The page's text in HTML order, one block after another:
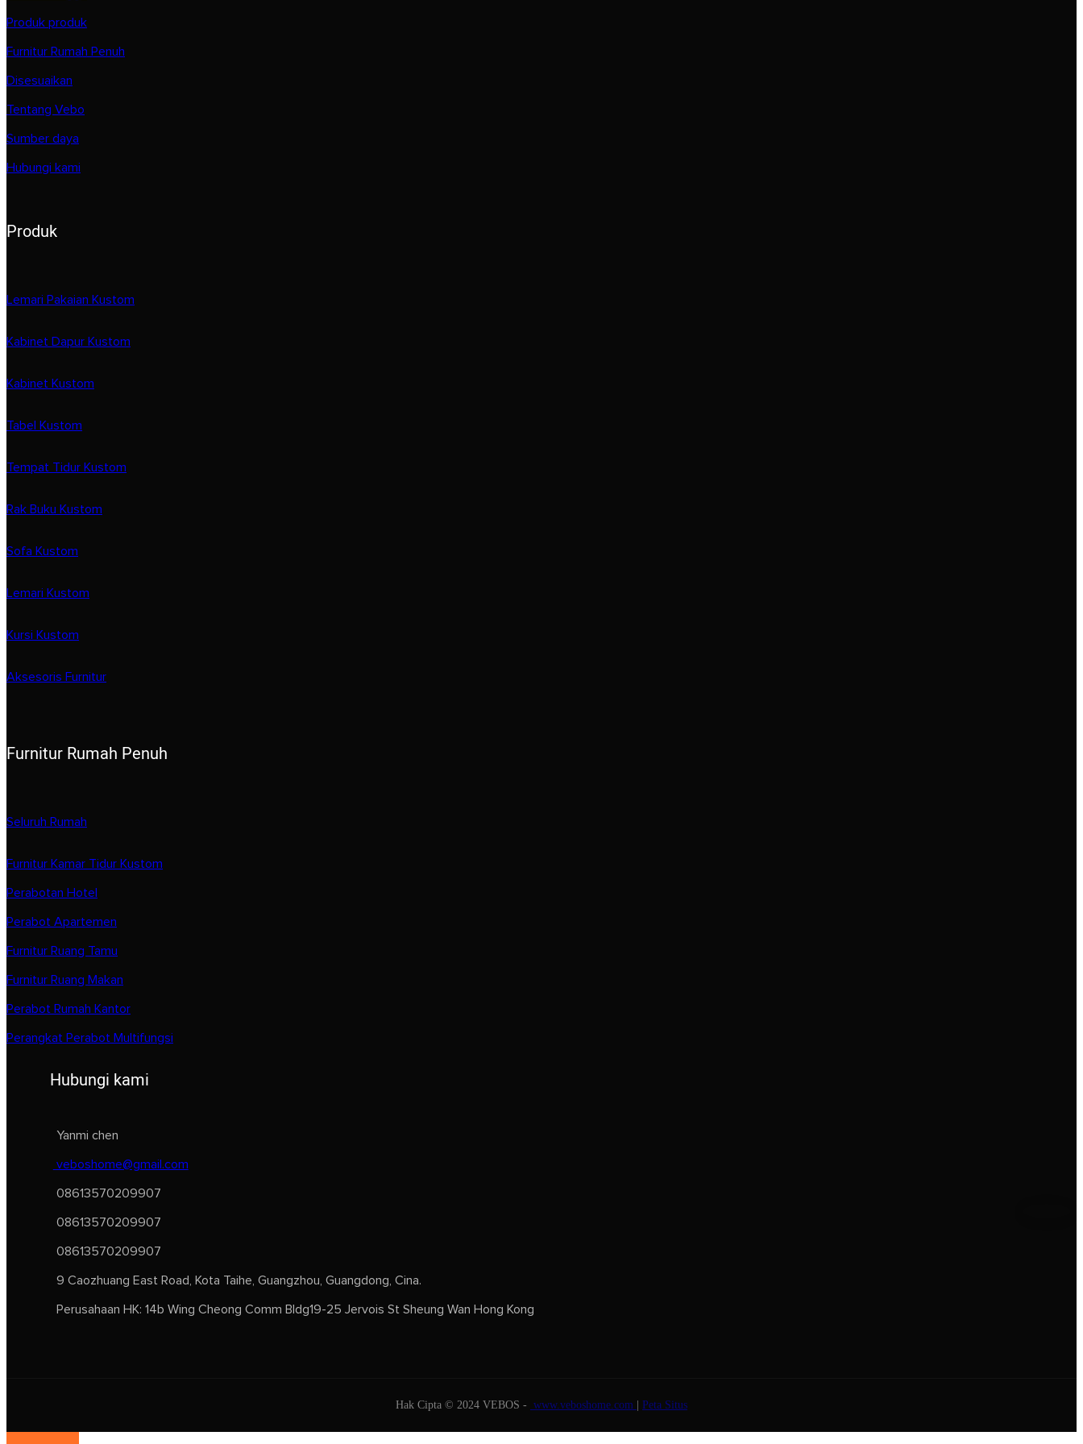
Produk produk
Furnitur Rumah Penuh
Disesuaikan
Tentang Vebo
Sumber daya
Hubungi kami
Produk
Lemari Pakaian Kustom
Kabinet Dapur Kustom
Kabinet Kustom
Tabel Kustom
Tempat Tidur Kustom
Rak Buku Kustom
Sofa Kustom
Lemari Kustom
Kursi Kustom
Aksesoris Furnitur
Furnitur Rumah Penuh
Seluruh Rumah
Furnitur Kamar Tidur Kustom
Perabotan Hotel
Perabot Apartemen
Furnitur Ruang Tamu
Furnitur Ruang Makan
Perabot Rumah Kantor
Perangkat Perabot Multifungsi
Hubungi kami
Yanmi chen
veboshome@gmail.com
08613570209907
08613570209907
08613570209907
9 Caozhuang East Road, Kota Taihe, Guangzhou, Guangdong, Cina.
Perusahaan HK: 14b Wing Cheong Comm Bldg19-25 Jervois St Sheung Wan Hong Kong
Hak Cipta © 2024 VEBOS - www.veboshome.com | Peta Situs